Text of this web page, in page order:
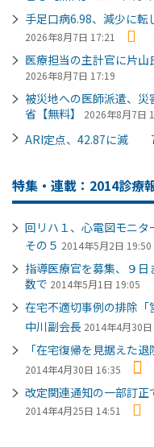
手足口病6.98、減少に
2026年8月7日 17:21
医療担当の主計官に片
2026年8月7日 17:19
被災地への医師派遣、
省【無料】
2026年8月7日
ARI定点、42.87に減
特集・連載：2014診療
回リハ１、心電図モニ
その５ 2014年5月2日 19:50
指導医療官を募集、９
数で 2014年5月1日 19:05
在宅不適切事例の排除
中川副会長 2014年4月30
「在宅復帰を見据え
2014年4月30日 16:35
改定関連通知の一部訂
2014年4月25日 14:51